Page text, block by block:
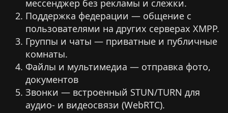
мессенджер без рекламы и слежки.
Поддержка федерации — общение с
пользователями на других серверах XMPP.
Группы и чаты — приватные и публичные
комнаты.
Файлы и мультимедиа — отправка фото,
документов
Звонки — встроенный STUN/TURN для
аудио- и видеосвязи (WebRTC).